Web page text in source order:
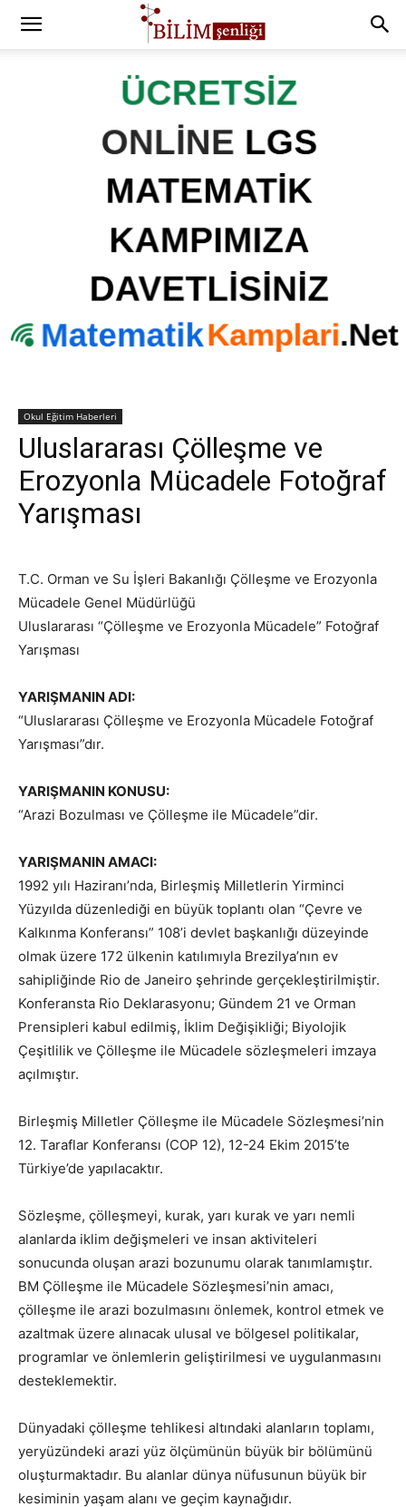
Okul Eğitim Haberleri
Uluslararası Çölleşme ve
Erozyonla Mücadele Fotoğraf
Yarışması
T.C. Orman ve Su İşleri Bakanlığı Çölleşme ve Erozyonla
Mücadele Genel Müdürlüğü
Uluslararası “Çölleşme ve Erozyonla Mücadele” Fotoğraf
Yarışması
YARIŞMANIN ADI:
“Uluslararası Çölleşme ve Erozyonla Mücadele Fotoğraf
Yarışması”dır.
YARIŞMANIN KONUSU:
“Arazi Bozulması ve Çölleşme ile Mücadele”dir.
YARIŞMANIN AMACI:
1992 yılı Haziranı’nda, Birleşmiş Milletlerin Yirminci
Yüzyılda düzenlediği en büyük toplantı olan “Çevre ve
Kalkınma Konferansı” 108’i devlet başkanlığı düzeyinde
olmak üzere 172 ülkenin katılımıyla Brezilya’nın ev
sahipliğinde Rio de Janeiro şehrinde gerçekleştirilmiştir.
Konferansta Rio Deklarasyonu; Gündem 21 ve Orman
Prensipleri kabul edilmiş, İklim Değişikliği; Biyolojik
Çeşitlilik ve Çölleşme ile Mücadele sözleşmeleri imzaya
açılmıştır.
Birleşmiş Milletler Çölleşme ile Mücadele Sözleşmesi’nin
12. Taraflar Konferansı (COP 12), 12-24 Ekim 2015’te
Türkiye’de yapılacaktır.
Sözleşme, çölleşmeyi, kurak, yarı kurak ve yarı nemli
alanlarda iklim değişmeleri ve insan aktiviteleri
sonucunda oluşan arazi bozunumu olarak tanımlamıştır.
BM Çölleşme ile Mücadele Sözleşmesi’nin amacı,
çölleşme ile arazi bozulmasını önlemek, kontrol etmek ve
azaltmak üzere alınacak ulusal ve bölgesel politikalar,
programlar ve önlemlerin geliştirilmesi ve uygulanmasını
desteklemektir.
Dünyadaki çölleşme tehlikesi altındaki alanların toplamı,
yeryüzündeki arazi yüz ölçümünün büyük bir bölümünü
oluşturmaktadır. Bu alanlar dünya nüfusunun büyük bir
kesiminin yaşam alanı ve geçim kaynağıdır.